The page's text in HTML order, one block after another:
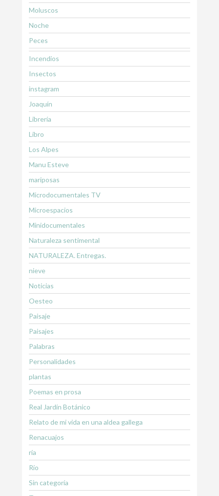
Moluscos
Noche
Peces
Incendios
Insectos
instagram
Joaquín
Librería
Libro
Los Alpes
Manu Esteve
mariposas
Microdocumentales TV
Microespacios
Minidocumentales
Naturaleza sentimental
NATURALEZA. Entregas.
nieve
Noticias
Oesteo
Paisaje
Paisajes
Palabras
Personalidades
plantas
Poemas en prosa
Real Jardín Botánico
Relato de mi vida en una aldea gallega
Renacuajos
ría
Río
Sin categoría